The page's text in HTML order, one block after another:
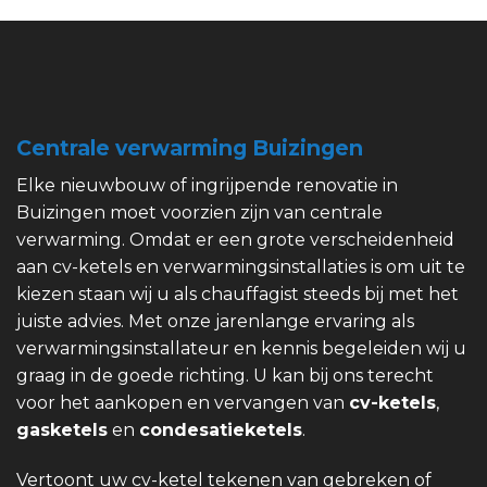
Centrale verwarming Buizingen
Elke nieuwbouw of ingrijpende renovatie in
Buizingen moet voorzien zijn van centrale
verwarming. Omdat er een grote verscheidenheid
aan cv-ketels en verwarmingsinstallaties is om uit te
kiezen staan wij u als chauffagist steeds bij met het
juiste advies. Met onze jarenlange ervaring als
verwarmingsinstallateur en kennis begeleiden wij u
graag in de goede richting. U kan bij ons terecht
voor het aankopen en vervangen van cv-ketels,
gasketels en condesatieketels.
Vertoont uw cv-ketel tekenen van gebreken of